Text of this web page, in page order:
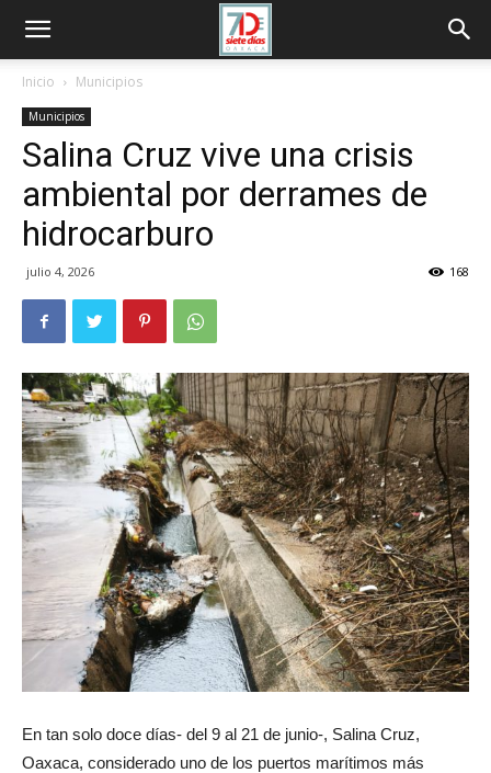
Inicio Municipios
Municipios
Salina Cruz vive una crisis
ambiental por derrames de
hidrocarburo
julio 4, 2026 168
En tan solo doce días- del 9 al 21 de junio-, Salina Cruz,
Oaxaca, considerado uno de los puertos marítimos más